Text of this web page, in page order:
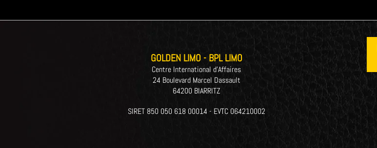
GOLDEN LIMO - BPL LIMO
Centre International d'Affaires
24 Boulevard Marcel Dassault
64200 BIARRITZ
SIRET 850 050 618 00014 - EVTC 064210002